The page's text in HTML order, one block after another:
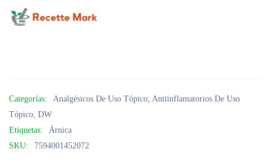
Categorías: Analgésicos De Uso Tópico Antiinflamatorios De Uso
Tópico DW
Etiquetas:
Árnica
SKU:
7594001452072